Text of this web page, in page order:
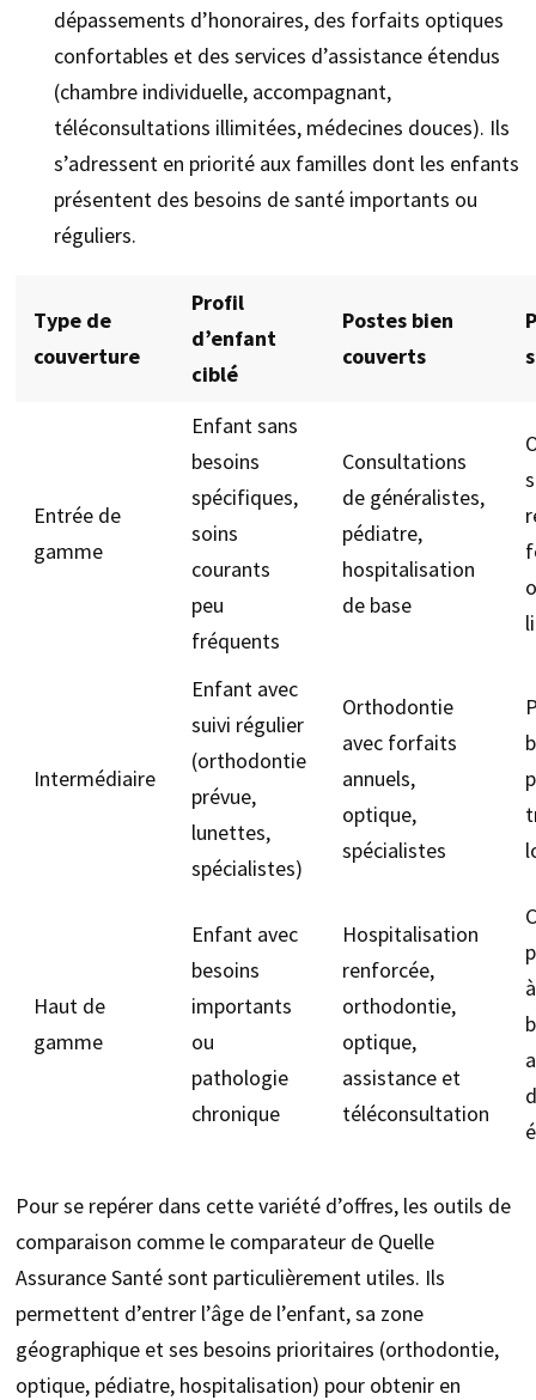
dépassements d’honoraires, des forfaits optiques
confortables et des services d’assistance étendus
(chambre individuelle, accompagnant,
téléconsultations illimitées, médecines douces). Ils
s’adressent en priorité aux familles dont les enfants
présentent des besoins de santé importants ou
réguliers.
Type de
couverture
Profil
d’enfant
ciblé
Postes bien
couverts
Entrée de
gamme
Enfant sans
besoins
spécifiques,
soins
courants
peu
fréquents
Consultations
de généralistes,
pédiatre,
hospitalisation
de base
Intermédiaire
Enfant avec
suivi régulier
(orthodontie
prévue,
lunettes,
spécialistes)
Orthodontie
avec forfaits
annuels,
optique,
spécialistes
Haut de
gamme
Enfant avec
besoins
importants
ou
pathologie
chronique
Hospitalisation
renforcée,
orthodontie,
optique,
assistance et
téléconsultation
Pour se repérer dans cette variété d’offres, les outils de
comparaison comme le comparateur de Quelle
Assurance Santé sont particulièrement utiles. Ils
permettent d’entrer l’âge de l’enfant, sa zone
géographique et ses besoins prioritaires (orthodontie,
optique, pédiatre, hospitalisation) pour obtenir en